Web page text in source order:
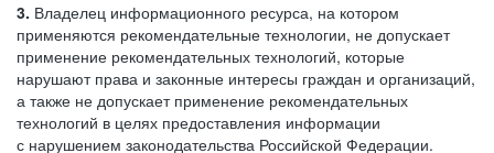
3. Владелец информационного ресурса, на котором
применяются рекомендательные технологии, не допускает
применение рекомендательных технологий, которые
нарушают права и законные интересы граждан и организаций,
а также не допускает применение рекомендательных
технологий в целях предоставления информации
с нарушением законодательства Российской Федерации.